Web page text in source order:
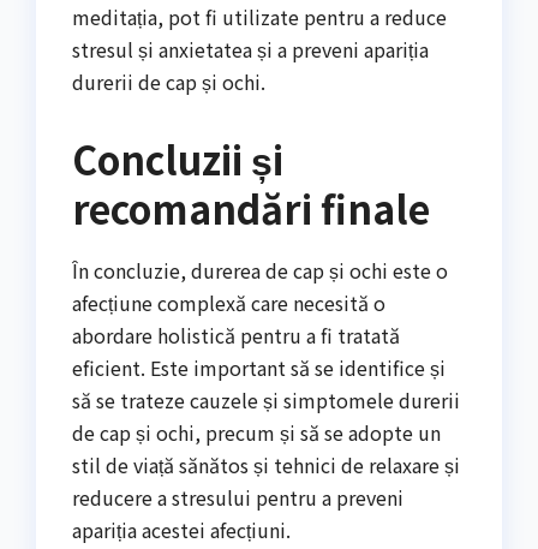
meditația, pot fi utilizate pentru a reduce
stresul și anxietatea și a preveni apariția
durerii de cap și ochi.
Concluzii și
recomandări finale
În concluzie, durerea de cap și ochi este o
afecțiune complexă care necesită o
abordare holistică pentru a fi tratată
eficient. Este important să se identifice și
să se trateze cauzele și simptomele durerii
de cap și ochi, precum și să se adopte un
stil de viață sănătos și tehnici de relaxare și
reducere a stresului pentru a preveni
apariția acestei afecțiuni.